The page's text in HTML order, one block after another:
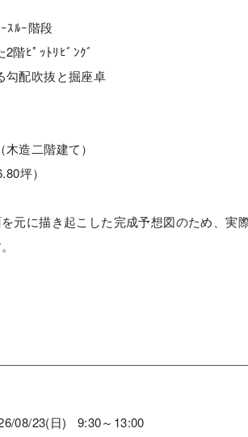
ｽﾙｰ階段
2階ﾋﾟｯﾄﾘﾋﾞﾝｸﾞ
勾配吹抜と掘座卓
造二階建て）
坪）
元に描き起こした完成予想図のため、実
08/23(日) 9:30～13:00